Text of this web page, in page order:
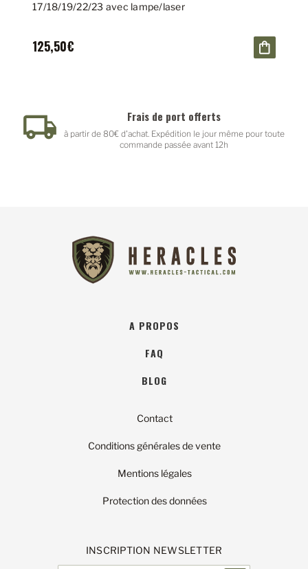
17/18/19/22/23 avec lampe/laser
125,50€
Frais de port offerts
à partir de 80€ d'achat. Expédition le jour même pour toute
commande passée avant 12h
A PROPOS
FAQ
BLOG
Contact
Conditions générales de vente
Mentions légales
Protection des données
INSCRIPTION NEWSLETTER